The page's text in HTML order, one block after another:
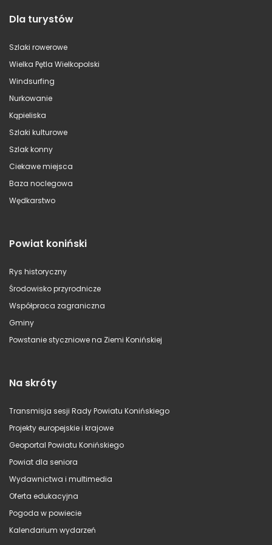
Dla turystów
Szlaki rowerowe
Wielka Pętla Wielkopolski
Windsurfing
Nurkowanie
Kąpieliska
Szlaki kulturowe
Szlak konny
Ciekawe miejsca
Baza noclegowa
Wędkarstwo
Powiat koniński
Rys historyczny
Środowisko przyrodnicze
Współpraca zagraniczna
Gminy
Powstanie styczniowe na Ziemi Konińskiej
Na skróty
Transmisja sesji Rady Powiatu Konińskiego
Projekty europejskie i krajowe
Geoportal Powiatu Konińskiego
Powiat dla seniora
Wydawnictwa i multimedia
Oferta edukacyjna
Pogoda w powiecie
Kalendarium wydarzeń